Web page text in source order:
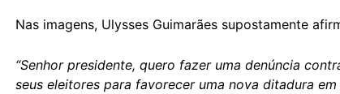
Nas imagens, Ulysses Guimarães supostamente
“Senhor presidente, quero fazer uma denúncia
seus eleitores para favorecer uma nova ditadura